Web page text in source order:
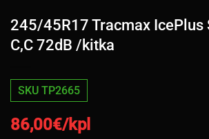
245/45R17 Tracmax IcePlus
C,C 72dB /kitka
SKU TP2665
86,00€/kpl